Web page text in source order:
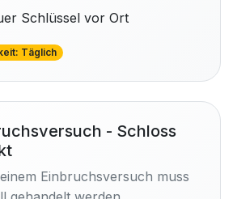
Schlüssel vor Ort
Täglich
- Schloss
Einbruchsversuch muss